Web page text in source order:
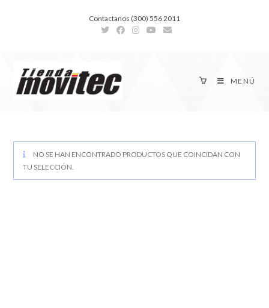
Contactanos (300) 556 2011
MENÚ
NO SE HAN ENCONTRADO PRODUCTOS QUE COINCIDAN CON
TU SELECCIÓN.